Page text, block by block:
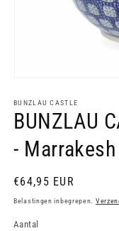
openen
in
modaal
BUNZLAU CASTLE
BUNZLAU
- Marrakesh
Normale
prijs
€64,95 EUR
Belastingen inbegrepen.
Aantal